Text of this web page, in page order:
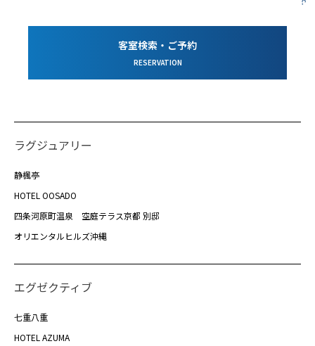
客室検索・ご予約
RESERVATION
ラグジュアリー
静楓亭
HOTEL OOSADO
四条河原町温泉 空庭テラス京都 別邸
オリエンタルヒルズ沖縄
エグゼクティブ
七重八重
HOTEL AZUMA